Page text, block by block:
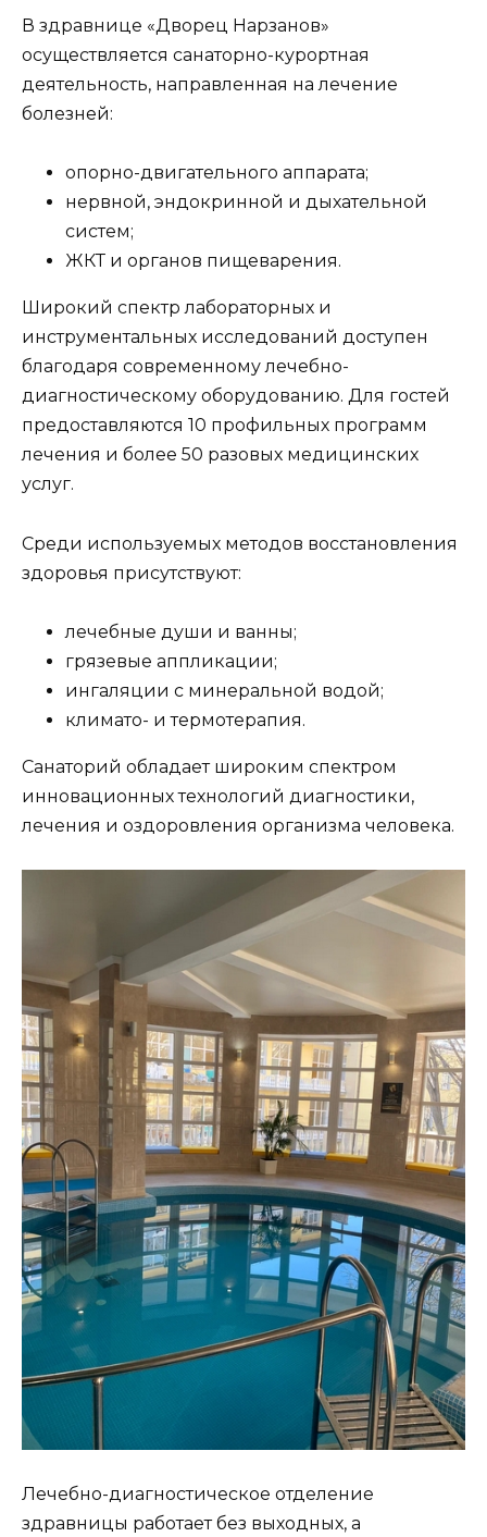
В здравнице «Дворец Нарзанов»
осуществляется санаторно-курортная
деятельность, направленная на лечение
болезней:
опорно-двигательного аппарата;
нервной, эндокринной и дыхательной
систем;
ЖКТ и органов пищеварения.
Широкий спектр лабораторных и
инструментальных исследований доступен
благодаря современному лечебно-
диагностическому оборудованию. Для гостей
предоставляются 10 профильных программ
лечения и более 50 разовых медицинских
услуг.
Среди используемых методов восстановления
здоровья присутствуют:
лечебные души и ванны;
грязевые аппликации;
ингаляции с минеральной водой;
климато- и термотерапия.
Санаторий обладает широким спектром
инновационных технологий диагностики,
лечения и оздоровления организма человека.
Лечебно-диагностическое отделение
здравницы работает без выходных, а